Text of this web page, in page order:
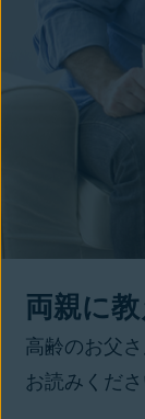
両親に
高齢のお父
お読みくださ